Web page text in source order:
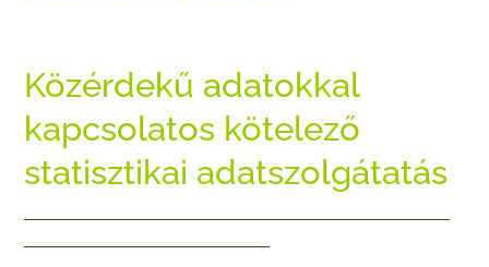
Közérdekű adatokkal
kapcsolatos kötelező
statisztikai adatszolgátatás
——————————————————————————
———————————————